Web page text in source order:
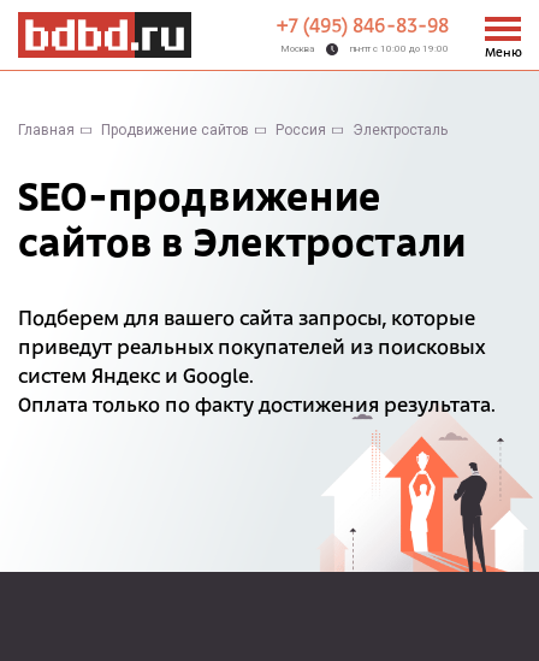
+7 (495) 846-83-98
Москва пн-пт с 10:00 до 19:00 Меню
Главная Продвижение сайтов Россия Электросталь
SEO-продвижение
сайтов в Электростали
Подберем для вашего сайта запросы, которые
приведут реальных покупателей из поисковых
систем Яндекс и Google.
Оплата только по факту достижения результата.